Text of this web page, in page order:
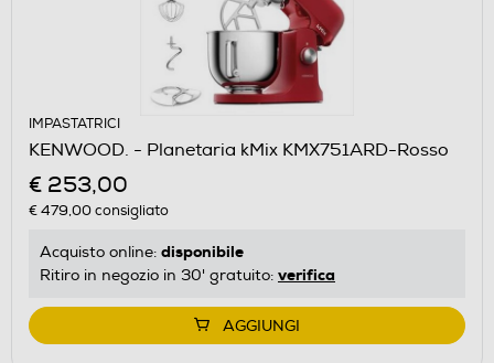
IMPASTATRICI
KENWOOD. - Planetaria kMix KMX751ARD-Rosso
€ 253,00
€ 479,00consigliato
Acquisto online: disponibile
Ritiro in negozio in 30' gratuito: verifica
AGGIUNGI